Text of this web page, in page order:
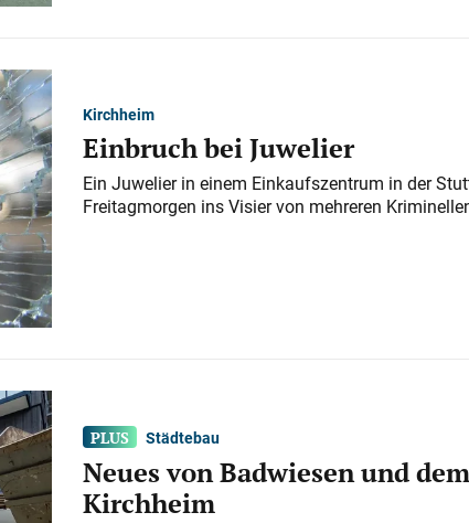
Kirchheim
Einbruch bei Juwelier
Ein Juwelier in einem Einkaufszentrum in der
Freitagmorgen ins Visier von mehreren
Städtebau
Neues von Badwiesen und
Kirchheim